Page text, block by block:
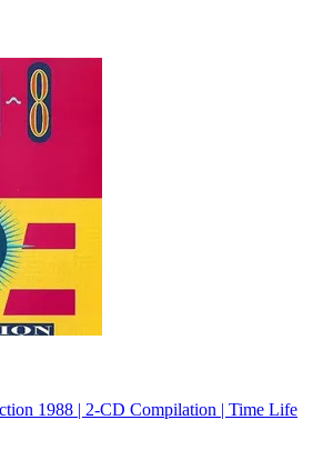
1988 | 2-CD Compilation | Time Life